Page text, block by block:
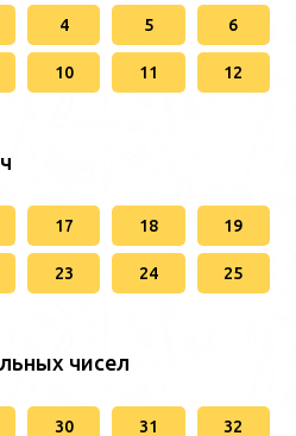
4 5 6
10 11 12
17 18 19
23 24 25
чисел
30 31 32